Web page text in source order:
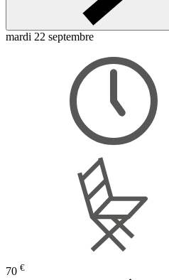
mardi 22 septembre
70 €